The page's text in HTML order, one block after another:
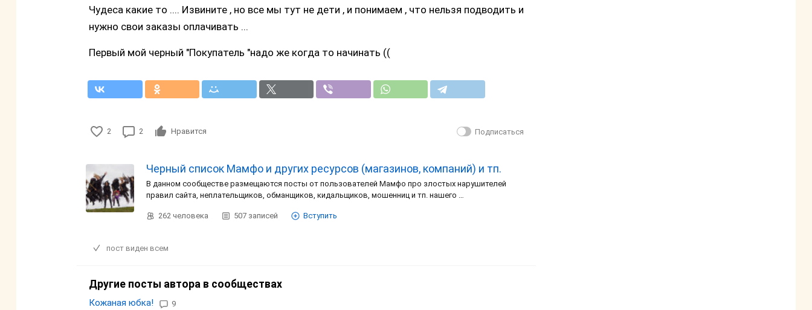
Чудеса какие то .... Извините , но все мы тут не дети , и понимаем , что нельзя подводить и
нужно свои заказы оплачивать ...
Первый мой черный "Покупатель "надо же когда то начинать ((
2 2 Нравится Подписаться
Черный список Мамфо и других ресурсов (магазинов, компаний) и тп.
В данном сообществе размещаются посты от пользователей Мамфо про злостых нарушителей
правил сайта, неплательщиков, обманщиков, кидальщиков, мошенниц и тп. нашего …
262 человека 507 записей Вступить
пост виден всем
Другие посты автора в сообществах
Кожаная юбка! 9